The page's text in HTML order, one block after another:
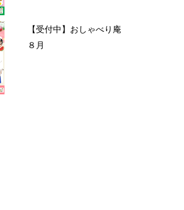
【受付中】おしゃべり庵
８月